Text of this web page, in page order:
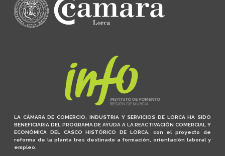
LA CÁMARA DE COMERCIO, INDUSTRIA Y SERVICIOS DE LORCA HA SIDO
BENEFICIARIA DEL PROGRAMA DE AYUDA A LA REACTIVACIÓN COMERCIAL Y
ECONÓMICA DEL CASCO HISTÓRICO DE LORCA, con el proyecto de
reforma de la planta tres destinado a formación, orientación laboral y
empleo.